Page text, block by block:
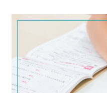
LUXE
GOURMET
グルメ
LIFE STYLE
ライフスタイル